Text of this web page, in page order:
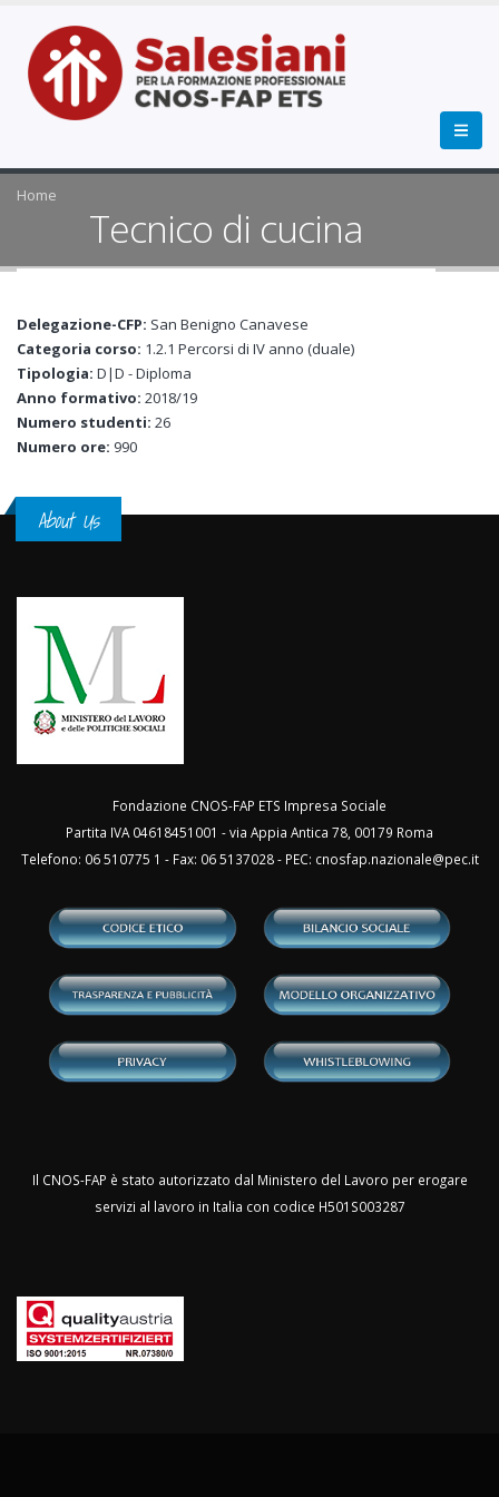
Home
Tecnico di cucina
Delegazione-CFP: San Benigno Canavese
Categoria corso: 1.2.1 Percorsi di IV anno (duale)
Tipologia: D|D - Diploma
Anno formativo: 2018/19
Numero studenti: 26
Numero ore: 990
About Us
Fondazione CNOS-FAP ETS Impresa Sociale
Partita IVA 04618451001 - via Appia Antica 78, 00179 Roma
Telefono: 06 510775 1 - Fax: 06 5137028 - PEC: cnosfap.nazionale@pec.it
Il CNOS-FAP è stato autorizzato dal Ministero del Lavoro per erogare
servizi al lavoro in Italia con codice H501S003287